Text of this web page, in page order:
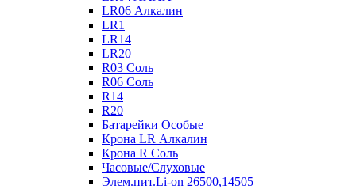
LR06 Алкалин
LR1
LR14
LR20
R03 Соль
R06 Соль
R14
R20
Батарейки Особые
Крона LR Алкалин
Крона R Соль
Часовые/Слуховые
Элем.пит.Li-on 26500,14505